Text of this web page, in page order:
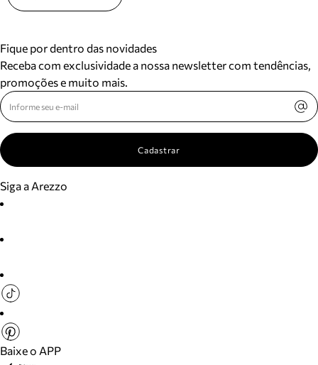
Fique por dentro das novidades
Receba com exclusividade a nossa newsletter com tendências,
promoções e muito mais.
Cadastrar
Siga a Arezzo
Baixe o APP